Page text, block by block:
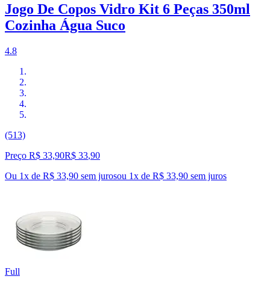
Jogo De Copos Vidro Kit 6 Peças 350ml
Cozinha Água Suco
4.8
(513)
Preço R$ 33,90R$ 33,90
Ou 1x de R$ 33,90 sem jurosou 1x de R$ 33,90 sem juros
Full